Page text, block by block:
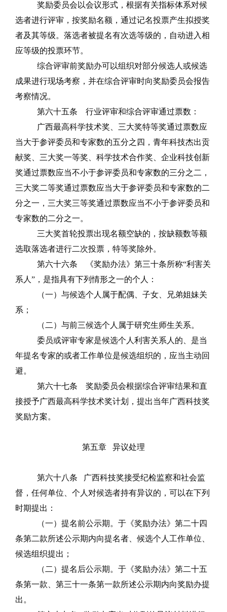
奖励委员会以会议形式，根据有关指标体系对候
选者进行评审，按奖励名额，通过记名投票产生拟授奖
者及其等级。落选者被提名有次选等级的，自动进入相
应等级的投票环节。
综合评审前奖励办可以组织对部分候选人或候选
成果进行现场考察，并在综合评审时向奖励委员会报告
考察情况。
第六十五条
行业评审和综合评审通过票数：
广西最高科学技术奖、三大奖特等奖通过票数应
当大于参评委员和专家数的五分之四，青年科技杰出贡
献奖、三大奖一等奖、科学技术合作奖、企业科技创新
奖通过票数应当不小于参评委员和专家数的三分之二，
三大奖二等奖通过票数应当大于参评委员和专家数的二
分之一，三大奖三等奖通过票数应当不小于参评委员和
专家数的二分之一。
三大奖首轮投票出现名额空缺的，按缺额数等额
选取落选者进行二次投票，特等奖除外。
第六十六条
《奖励办法》第三十条所称“利害关
系人”，是指具有下列情形之一的个人：
（一）与候选个人属于配偶、子女、兄弟姐妹关
系；
（二）与前三候选个人属于研究生师生关系。
委员或评审专家是候选个人利害关系人的、是当
年提名专家的或者工作单位是候选组织的，应当主动回
避。
第六十七条
奖励委员会根据综合评审结果和直
接授予广西最高科学技术奖计划，提出当年广西科技奖
奖励方案。
第五章 异议处理
第六十八条
广西科技奖接受纪检监察和社会监
督，任何单位、个人对候选者持有异议的，可以在下列
时期提出：
（一）提名前公示期。于《奖励办法》第二十四
条第二款所述公示期内向提名者、候选个人工作单位、
候选组织提出；
（二）提名后公示期。于《奖励办法》第二十五
条第一款、第三十一条第一款所述公示期内向奖励办提
出。